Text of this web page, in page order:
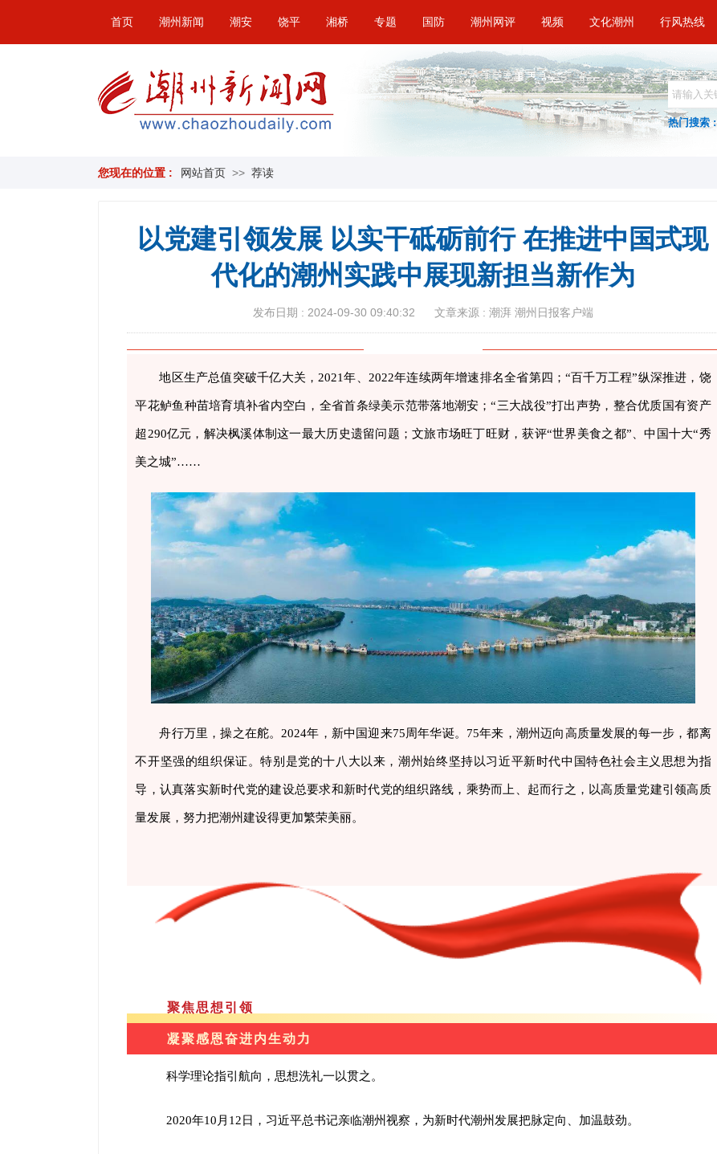
首页 潮州新闻 潮安 饶平 湘桥 专题 国防 潮州网评 视频 文化潮州 行风热线
热门搜索 :
您现在的位置 : 网站首页 >> 荐读
以党建引领发展 以实干砥砺前行 在推进中国式现
代化的潮州实践中展现新担当新作为
发布日期 : 2024-09-30 09:40:32 文章来源 : 潮湃 潮州日报客户端
地区生产总值突破千亿大关，2021年、2022年连续两年增速排名全省第四；“百千万工程”纵深推进，饶
平花鲈鱼种苗培育填补省内空白，全省首条绿美示范带落地潮安；“三大战役”打出声势，整合优质国有资产
超290亿元，解决枫溪体制这一最大历史遗留问题；文旅市场旺丁旺财，获评“世界美食之都”、中国十大“秀
美之城”……
舟行万里，操之在舵。2024年，新中国迎来75周年华诞。75年来，潮州迈向高质量发展的每一步，都离
不开坚强的组织保证。特别是党的十八大以来，潮州始终坚持以习近平新时代中国特色社会主义思想为指
导，认真落实新时代党的建设总要求和新时代党的组织路线，乘势而上、起而行之，以高质量党建引领高质
量发展，努力把潮州建设得更加繁荣美丽。
聚焦思想引领
凝聚感恩奋进内生动力
科学理论指引航向，思想洗礼一以贯之。
2020年10月12日，习近平总书记亲临潮州视察，为新时代潮州发展把脉定向、加温鼓劲。